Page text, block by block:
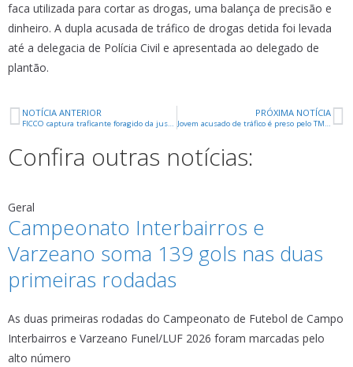
faca utilizada para cortar as drogas, uma balança de precisão e
dinheiro. A dupla acusada de tráfico de drogas detida foi levada
até a delegacia de Polícia Civil e apresentada ao delegado de
plantão.
NOTÍCIA ANTERIOR
FICCO captura traficante foragido da justiça em Uberaba
PRÓXIMA NOTÍCIA
Jovem acusado de tráfico é preso pelo TM no Planalto
Confira outras notícias:
Geral
Campeonato Interbairros e
Varzeano soma 139 gols nas duas
primeiras rodadas
As duas primeiras rodadas do Campeonato de Futebol de Campo
Interbairros e Varzeano Funel/LUF 2026 foram marcadas pelo
alto número